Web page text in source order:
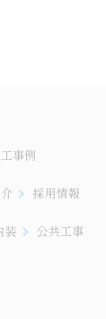
事例
採用情報
装 公共工事